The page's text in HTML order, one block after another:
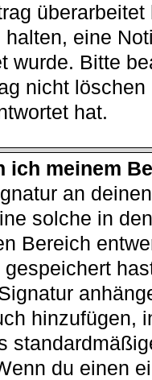
halten, eine
wurde. Bitte
nicht
hat.
ich meinem
an
solche in
Bereich
hinzufügen,
du einen